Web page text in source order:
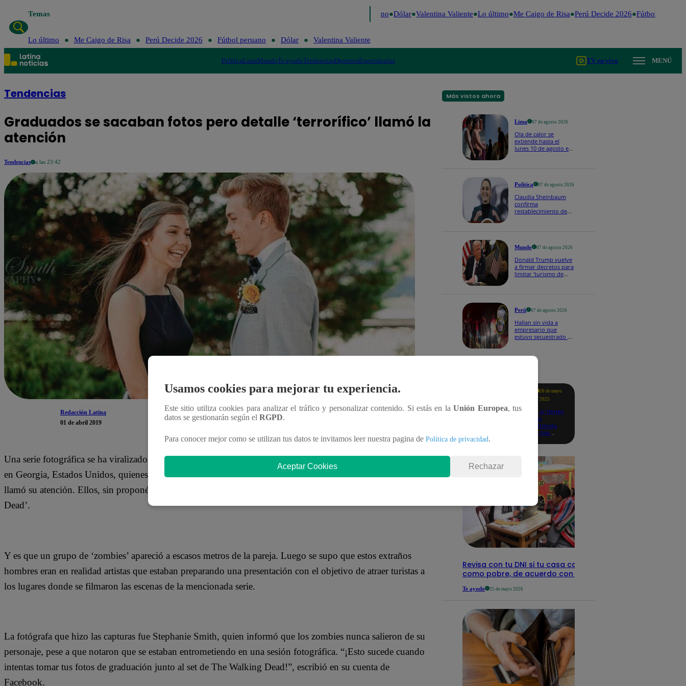
Temas Fútbol peruano Dólar Valentina Valiente Lo último Me Caigo de Risa Perú Decide 2026 Fútbol peruano
Lo último Me Caigo de Risa Perú Decide 2026 Fútbol peruano Dólar Valentina Valiente
PolíticaLimaMundoTe ayudoTendenciasDeportesEspectáculos TV en vivo MENÚ
Tendencias
Graduados se sacaban fotos pero detalle ‘terrorífico’ llamó la
atención
Tendencias a las 23:42
Redacción Latina
01 de abril 2019
Una serie fotográfica se ha viralizado en Facebook debido a que muestra a una pareja de jóvenes graduados,
en Georgia, Estados Unidos, quienes estaban en un parque público, cuando de pronto un ‘terrorífico’ detalle
llamó su atención. Ellos, sin proponérselo, lograron obtener las mejores fotos al estilo de ‘The Walking
Dead’.
Y es que un grupo de ‘zombies’ apareció a escasos metros de la pareja. Luego se supo que estos extraños
hombres eran en realidad artistas que estaban preparando una presentación con el objetivo de atraer turistas a
los lugares donde se filmaron las escenas de la mencionada serie.
La fotógrafa que hizo las capturas fue Stephanie Smith, quien informó que los zombies nunca salieron de su
personaje, pese a que notaron que se estaban entrometiendo en una sesión fotográfica. “¡Esto sucede cuando
intentas tomar tus fotos de graduación junto al set de The Walking Dead!”, escribió en su cuenta de
Facebook.
Más vistos ahora
Lima 07 de agosto 2026
Ola de calor se
extiende hasta el
lunes 10 de agosto en
Política 07 de agosto 2026
Claudia Sheinbaum
confirma
restablecimiento de
Mundo 07 de agosto 2026
Donald Trump vuelve
a firmar decretos para
limitar 'turismo de
Perú 07 de agosto 2026
Hallan sin vida a
empresario que
estuvo secuestrado en
26 de mayo
2025
Revisa si tienes
deudas
consultando
con tu DNI:
Revisa con tu DNI si tu casa califica
como pobre, de acuerdo con el Sisfoh
Te ayudo 25 de mayo 2026
Usamos cookies para mejorar tu experiencia.
Este sitio utiliza cookies para analizar el tráfico y personalizar contenido. Si estás en laUnión Europea, tus
datos se gestionarán según el RGPD.
Para conocer mejor como se utilizan tus datos te invitamos leer nuestra pagina de Política de privacidad.
Aceptar Cookies Rechazar